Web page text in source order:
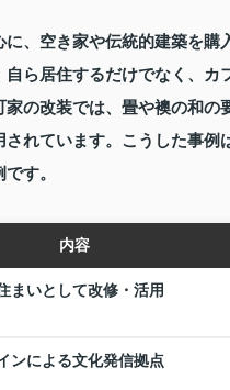
、空き家や伝統的建築を
ら居住するだけでなく、
の改装では、畳や襖の和
れています。こうした事
す。
内容
まいとして改修・活用
ンによる文化発信拠点